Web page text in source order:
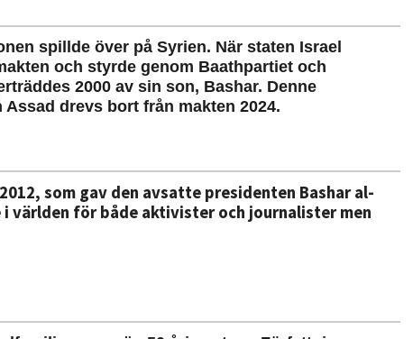
spillde över på Syrien. När staten Israel
och styrde genom Baathpartiet och
2000 av sin son, Bashar. Denne
drevs bort från makten 2024.
som gav den avsatte presidenten Bashar al-
världen för både aktivister och journalistermen